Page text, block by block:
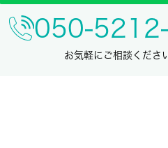
050-
お気軽にご相談くださ